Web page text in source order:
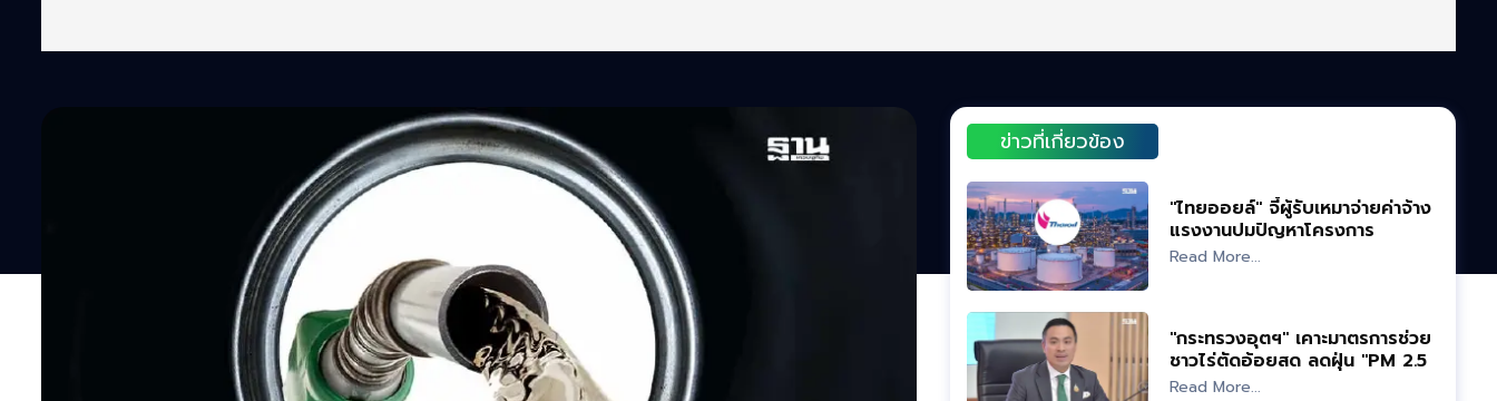
ข่าวที่เกี่ยวข้อง
"ไทยออยล์" จี้ผู้รับเหมาจ่ายค่าจ้าง
แรงงานปมปัญหาโครงการ
พลังงานสะอาด
Read More...
"กระทรวงอุตฯ" เคาะมาตรการช่วย
ชาวไร่ตัดอ้อยสด ลดฝุ่น "PM 2.5"
ปี 67/68
Read More...